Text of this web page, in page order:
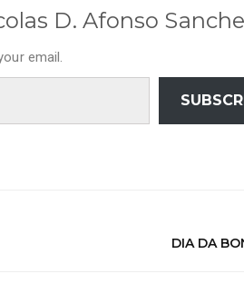
D. Afonso
email.
DIA DA